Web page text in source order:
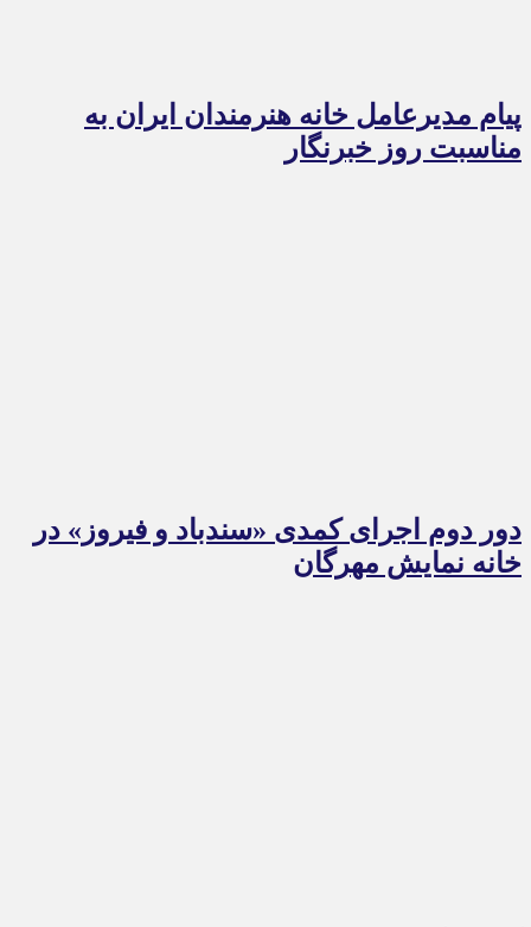
پیام مدیرعامل خانه هنرمندان ایران به
مناسبت روز خبرنگار
دور دوم اجرای کمدی «سندباد و فیروز» در
خانه نمایش مهرگان